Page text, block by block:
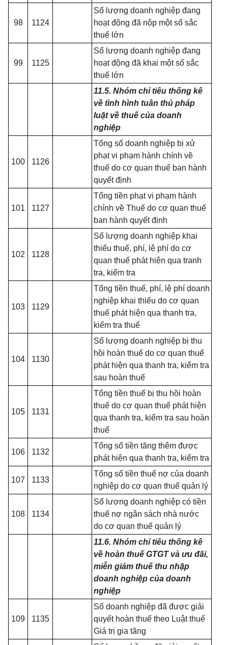
98 1124
Số lượng doanh nghiệp đang
hoạt động đã nộp mộtsố sắc
thuế lớn
99 1125
Số lượng doanh nghiệp đang
hoạt động đã khai một số sắc
thuế lớn
11.5. Nhóm chỉ tiêu thống kê
về tình hình tuân thủ pháp
luật về thuế của doanh
nghiệp
100 1126
Tổng số doanh nghiệp bị xử
phạt vi phạm hành chính về
thuế do cơ quan thuế ban hành
quyết định
101 1127
Tổng tiền phạt vi phạm hành
chính về Thuế do cơ quan thuế
ban hành quyết định
102 1128
Số lượng doanh nghiệp khai
thiếu thuế, phí, lệ phí do cơ
quan thuế phát hiện qua tranh
tra, kiểm tra
103 1129
Tổng tiền thuế, phí, lệ phí doanh
nghiệp khai thiếu do cơ quan
thuế phát hiện qua thanh tra,
kiểm tra thuế
104 1130
Số lượng doanh nghiệp bị thu
hồi hoàn thuế do cơ quan thuế
phát hiện qua thanh tra, kiểm tra
sau hoàn thuế
105 1131
Tổng tiền thuế bị thu hồi hoàn
thuế do cơ quan thuế phát hiện
qua thanh tra, kiểm tra sau hoàn
thuế
106 1132
Tổng số tiền tăng thêm được
phát hiện qua thanh tra, kiểm tra
107 1133
Tổng số tiền thuế nợ của doanh
nghiệp do cơ quan thuế quản lý
108 1134
Số lượng doanh nghiệp có tiền
thuế nợ ngân sách nhà nước
do cơ quan thuế quản lý
11.6. Nhóm chỉ tiêu thống kê
về hoàn thuế GTGT và ưu đãi,
miễn giảm thuế thu nhập
doanh nghiệp của doanh
nghiệp
109 1135
Số doanh nghiệp đã được giải
quyết hoàn thuế theo Luật thuế
Giá trị gia tăng